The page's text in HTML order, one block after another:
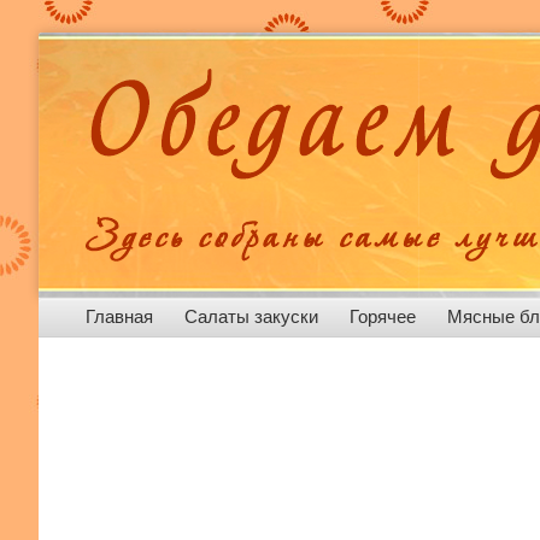
Menu
Skip to content
Главная Салаты закуски Горячее Мясные